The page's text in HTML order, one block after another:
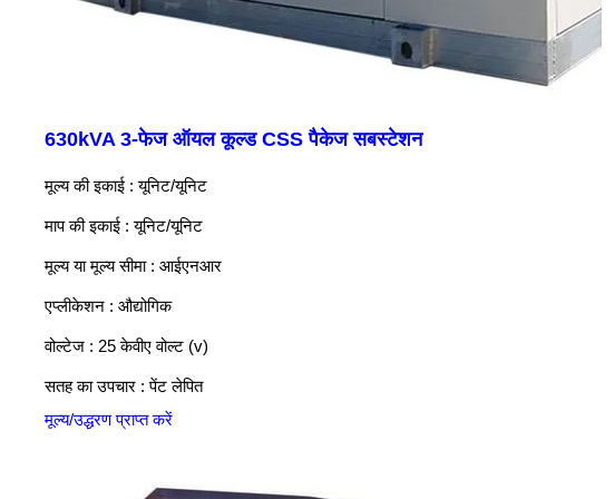
630kVA 3-फेज ऑयल कूल्ड CSS पैकेज सबस्टेशन
मूल्य की इकाई : यूनिट/यूनिट
माप की इकाई : यूनिट/यूनिट
मूल्य या मूल्य सीमा : आईएनआर
एप्लीकेशन : औद्योगिक
वोल्टेज : 25 केवीए वोल्ट (v)
सतह का उपचार : पेंट लेपित
मूल्य/उद्धरण प्राप्त करें